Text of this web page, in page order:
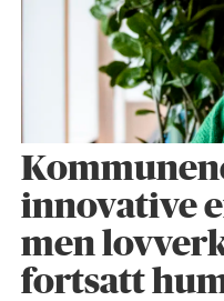
innovative
men
fortsatt